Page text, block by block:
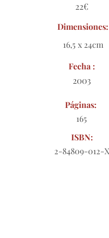
22€
Dimensiones:
16,5 x 24cm
Fecha :
2003
Páginas:
165
ISBN:
2-84809-012-X